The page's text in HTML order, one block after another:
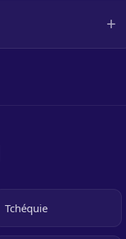
Tchéquie